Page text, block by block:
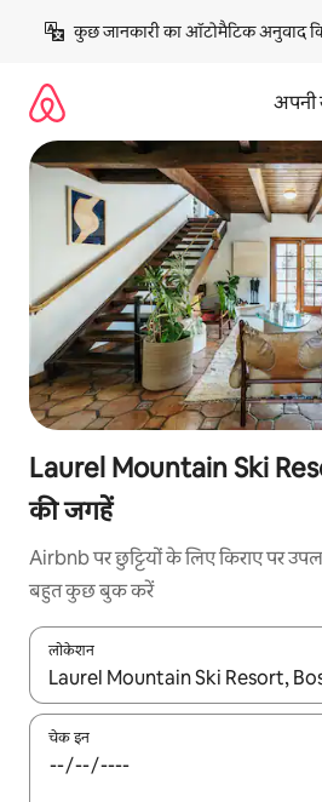
छोड़कर
कॉन्टेंट
कुछ जानकारी का ऑटोमैटिक अनुवाद
अपनी
Laurel Mountain Ski
की जगहें
Airbnb पर छुट्टियों के लिए किराए पर
बहुत कुछ बुक करें
लोकेशन
नतीजों के उपलब्ध होने पर, अप और डाउन
चेक इन